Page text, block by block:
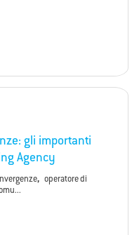
gli importanti
Agency
, operatore di